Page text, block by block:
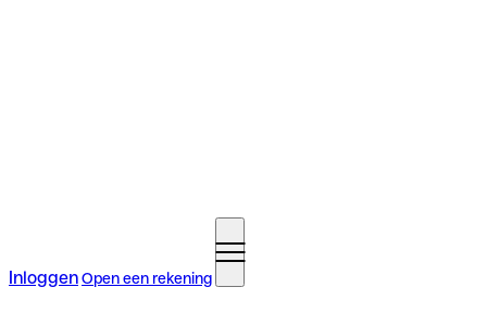
InloggenOpen een rekening